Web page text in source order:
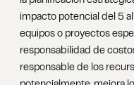
impacto potencial del 5
equipos o proyectos
responsabilidad de
responsable de los